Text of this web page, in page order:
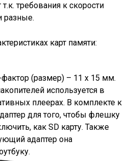
требования к скорости
разные.
карт памяти:
(размер) – 11 x 15 мм.
используется в
плеерах. В комплекте к
для того, чтобы флешку
как SD карту. Также
адаптер она